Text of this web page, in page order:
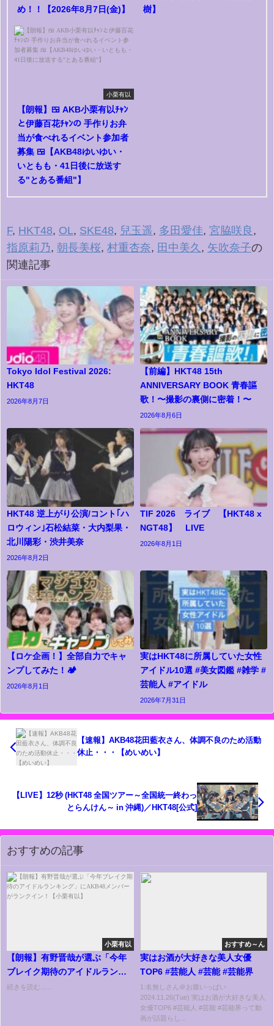
め！！【2026年8月7日(金)】
樹】
小栗有以
【朗報】🍱 AKB小栗有以ﾁｬﾝ
と伊藤百花ﾁｬﾝの 手作りお弁
当が食べれるイベント参加者
募集 🍱【AKB48ゆいゆい・
いともも・41日後に放送す
る"とある番組"】
F, HKT48, OL, SKE48, 兒玉遥, 多田愛佳, 宮脇咲良 ,
指原莉乃, 朝長美桜, 村重杏奈, 田中美久 , 矢吹奈子の
関連記事
Tokyo Idol Festival 2026:
HKT48
2026年8月7日
【前編】HKT48 15th
ANNIVERSARY BOOK 青春謳
歌！〜撮影の裏側に密着！〜
2026年8月6日
HKT48 逆上がり公演/コント｢ハ
ロウィン｣石松結菜・大内梨果・
北川陽彩・渋井美奈
2026年8月2日
TIF 2026 ライブ 【HKT48 x
NGT48】 LIVE
2026年8月1日
【ロケ企画！】全部自力でキャ
ンプしてみた！🏕️
2026年8月1日
実はHKT48に所属していた女性
アイドル10選 #美女図鑑 #雑学 #
芸能人 #アイドル
2026年7月31日
【速報】AKB48花田藍衣さん、体調不良のため活動
休止・・・【めいめい】
【LIVE】12秒 (HKT48 全国ツアー～全国統一終わっ
とらんけん～ in 沖縄)／HKT48[公式]
おすすめの記事
小栗有以
【朗報】有野晋哉が選ぶ「今年
ブレイク期待のアイドルランキ
ング」にAKB48メンバーがラン
続きを読む......
おすすめ～ん
実はお酒が大好きな美人女優
TOP6 #芸能人 #芸能 #芸能界
1:名無しさん＠お腹いっぱい
2024.11.26(Tue) 実はお酒が大好きな美人
女優TOP6 #芸能人 #芸能 #芸能界って動
画が話題らし...